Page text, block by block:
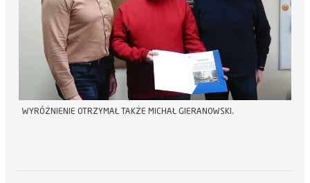
WYRÓŻNIENIE OTRZYMAŁ TAKŻE MICHAŁ GIERANOWSKI.